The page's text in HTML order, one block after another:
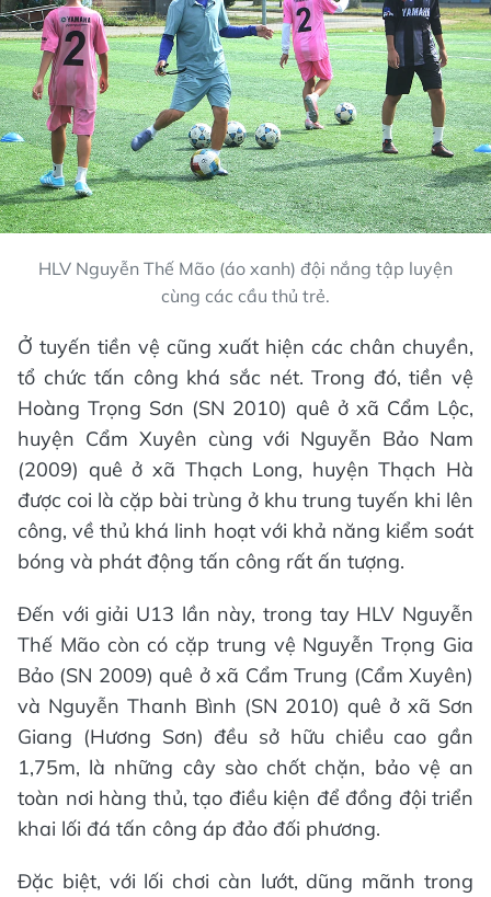
HLV Nguyễn Thế Mão (áo xanh) đội nắng tập luyện
cùng các cầu thủ trẻ.
Ở tuyến tiền vệ cũng xuất hiện các chân chuyền,
tổ chức tấn công khá sắc nét. Trong đó, tiền vệ
Hoàng Trọng Sơn (SN 2010) quê ở xã Cẩm Lộc,
huyện Cẩm Xuyên cùng với Nguyễn Bảo Nam
(2009) quê ở xã Thạch Long, huyện Thạch Hà
được coi là cặp bài trùng ở khu trung tuyến khi lên
công, về thủ khá linh hoạt với khả năng kiểm soát
bóng và phát động tấn công rất ấn tượng.
Đến với giải U13 lần này, trong tay HLV Nguyễn
Thế Mão còn có cặp trung vệ Nguyễn Trọng Gia
Bảo (SN 2009) quê ở xã Cẩm Trung (Cẩm Xuyên)
và Nguyễn Thanh Bình (SN 2010) quê ở xã Sơn
Giang (Hương Sơn) đều sở hữu chiều cao gần
1,75m, là những cây sào chốt chặn, bảo vệ an
toàn nơi hàng thủ, tạo điều kiện để đồng đội triển
khai lối đá tấn công áp đảo đối phương.
Đặc biệt, với lối chơi càn lướt, dũng mãnh trong